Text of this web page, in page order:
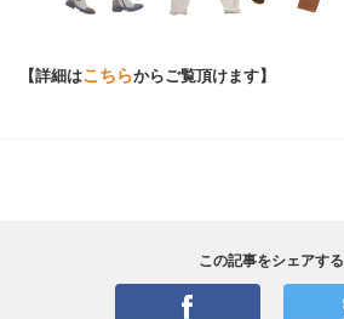
【詳細はこちらからご覧頂けます】
この記事をシェアする